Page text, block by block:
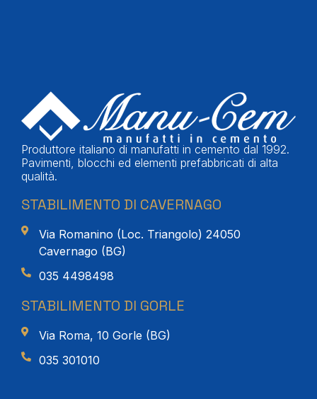
Produttore italiano di manufatti in cemento dal 1992.
Pavimenti, blocchi ed elementi prefabbricati di alta
qualità.
STABILIMENTO DI CAVERNAGO
Via Romanino (Loc. Triangolo) 24050
Cavernago (BG)
035 4498498
STABILIMENTO DI GORLE
Via Roma, 10 Gorle (BG)
035 301010